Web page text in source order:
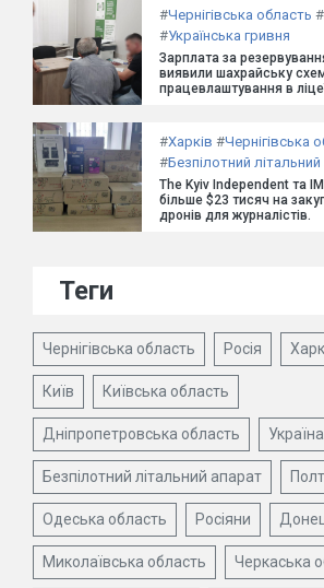
#Чернігівська область #
#Українська гривня
Зарплата за
виявили шахрайську
працевлаштування в
#Харків #Чернігівська
#Безпілотний
The Kyiv Independent та
більше $23 тисяч на
дронів для журналістів.
Теги
Чернігівська область Росія
Київ Київська область
Дніпропетровська область Україна
Безпілотний літальний апарат
Одеська область Росіяни
Миколаївська область Черкаська